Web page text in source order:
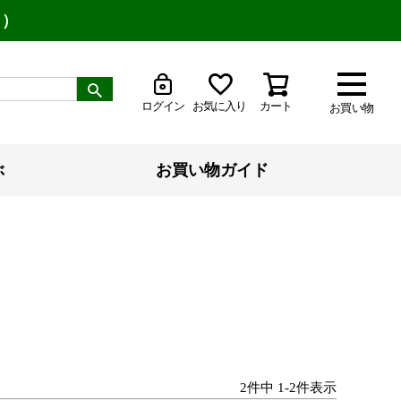
お買い物
ログイン お気に入り カート
お買い物ガイド
2件中 1-2件表示